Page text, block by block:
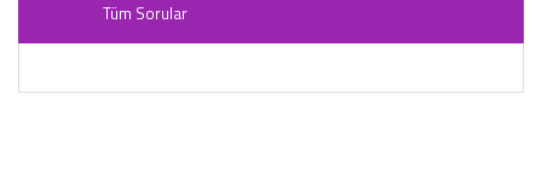
Tüm Sorular